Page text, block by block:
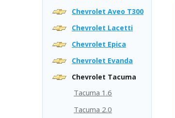
Chevrolet Aveo T300
Chevrolet Lacetti
Chevrolet Epica
Chevrolet Evanda
Chevrolet Tacuma
Tacuma 1.6
Tacuma 2.0